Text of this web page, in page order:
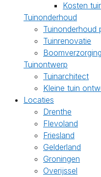
Kosten
Tuinonderhoud
Tuinonderhoud
Tuinrenovatie
Boomverzorging
Tuinontwerp
Tuinarchitect
Kleine tuin
Locaties
Drenthe
Flevoland
Friesland
Gelderland
Groningen
Overijssel